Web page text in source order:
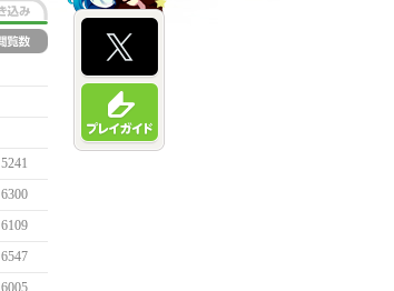
5241
6300
6109
6547
6005